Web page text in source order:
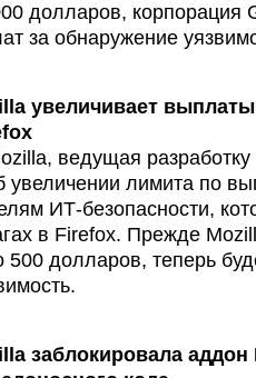
долларов, корпорация
за обнаружение
увеличивает
ведущая
увеличении лимита по
ИТ-безопасности,
в Firefox. Прежде
500 долларов, теперь
заблокировала аддон